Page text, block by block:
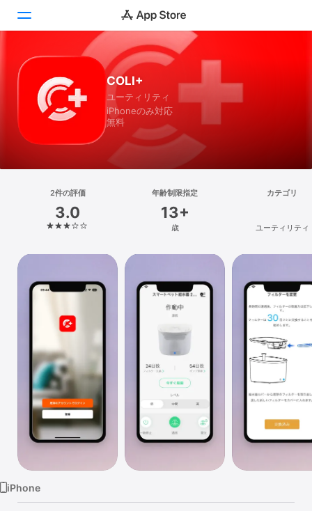
ゲーム
検索
プラットフォーム
iPhone
iPad
COLI+
ユーティリティ
iPhoneのみ対応
無料
2件の評価
3.0
年齢制限指定
13+
歳
カテゴリ
ユーティリティ
iPhone